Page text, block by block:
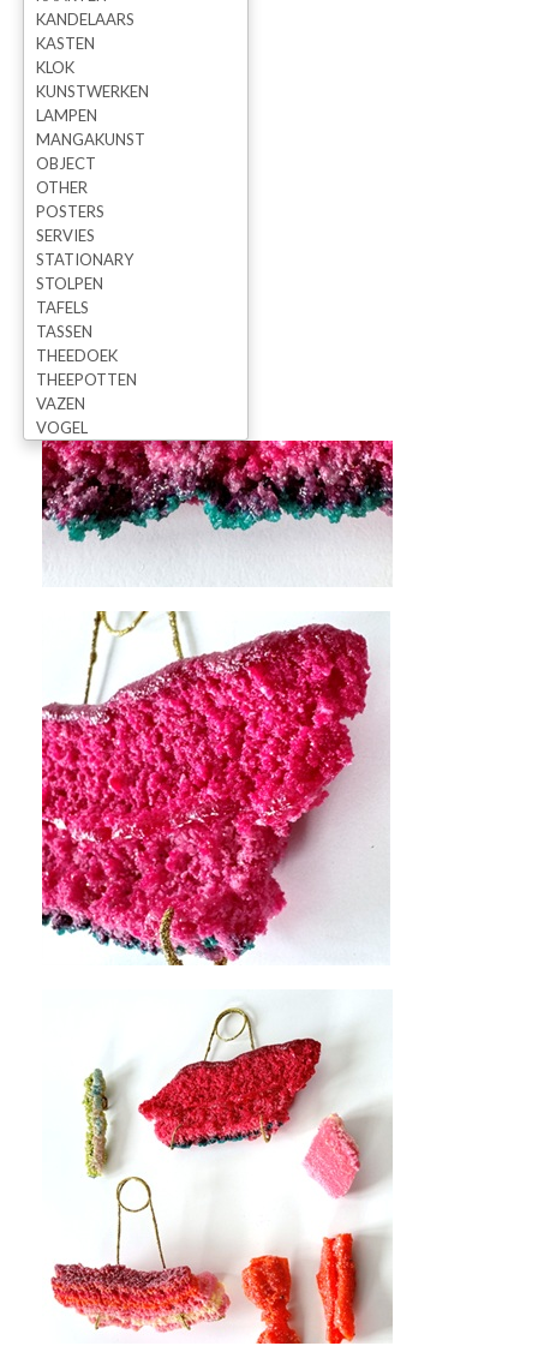
KANDELAARS
KASTEN
KLOK
KUNSTWERKEN
LAMPEN
MANGAKUNST
OBJECT
OTHER
POSTERS
SERVIES
STATIONARY
STOLPEN
TAFELS
TASSEN
THEEDOEK
THEEPOTTEN
VAZEN
VOGEL